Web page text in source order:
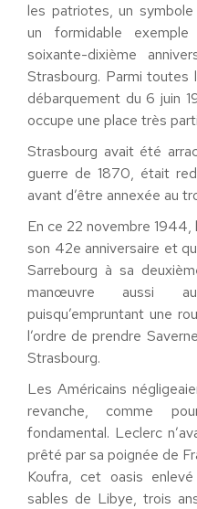
les patriotes, un
un formidable
soixante-dixième
Strasbourg. Parmi toutes
débarquement du 6 juin
occupe une place très
Strasbourg avait été
guerre de 1870, était
avant d’être annexée au
En ce 22 novembre
son 42e anniversaire et
Sarrebourg à sa
manœuvre aussi
puisqu’empruntant une
l’ordre de prendre
Strasbourg.
Les Américains
revanche, comme
fondamental. Leclerc
prêté par sa poignée de
Koufra, cet oasis
sables de Libye, trois